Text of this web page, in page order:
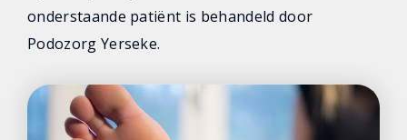
onderstaande patiënt is behandeld door
Podozorg Yerseke.